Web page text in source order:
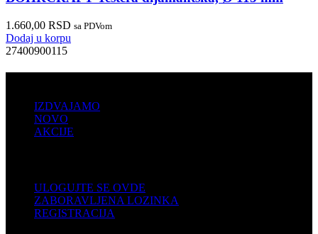
1.660,00 RSD sa PDVom
Dodaj u korpu
27400900115
IZDVAJAMO
NOVO
AKCIJE
ULOGUJTE SE OVDE
ZABORAVLJENA LOZINKA
REGISTRACIJA